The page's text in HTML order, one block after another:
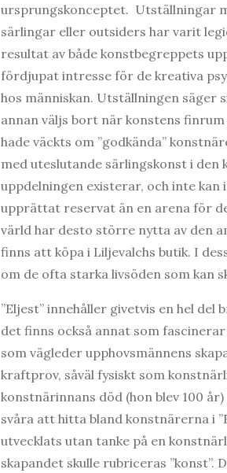
ursprungskonceptet. Utställningar
särlingar eller outsiders har varit
resultat av både konstbegreppets
fördjupat intresse för de kreativa
hos människan. Utställningen säger
annan väljs bort när konstens
hade väckts om ”godkända”
med uteslutande särlingskonst i
uppdelningen existerar, och inte
upprättat reservat än en arena för
värld har desto större nytta av den
finns att köpa i Liljevalchs butik. I
om de ofta starka livsöden som kan
”Eljest” innehåller givetvis en hel
det finns också annat som
som vägleder upphovsmännens
kraftprov, såväl fysiskt som
konstnärinnans död (hon blev 100
svåra att hitta bland konstnärerna i
utvecklats utan tanke på en
skapandet skulle rubriceras